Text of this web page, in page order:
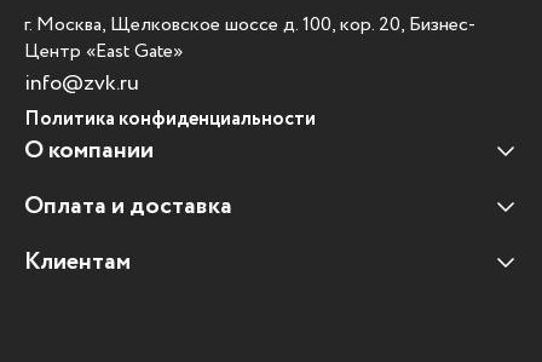
г. Москва, Щелковское шоссе д. 100, кор. 20, Бизнес-
Центр «East Gate»
info@zvk.ru
Политика конфиденциальности
О компании
Наши клиенты
Отзывы клиентов
Оплата и доставка
Оплата и доставка
Клиентам